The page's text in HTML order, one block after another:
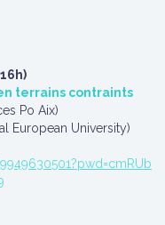
terrains contraints
Po Aix)
European University)